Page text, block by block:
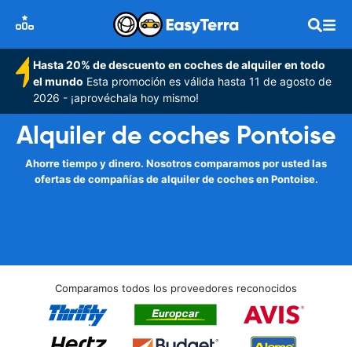
Hasta 20% de descuento en coches de alquiler en todo
el mundo Esta promoción es válida hasta 11 de agosto de
2026 - ¡aprovéchala hoy mismo!
Alquiler de coches Pontoise
Ahorre tiempo y dinero. Nosotros comparamos por usted las
ofertas de compañías de alquiler de coches en Pontoise.
Comparamos todos los proveedores reconocidos